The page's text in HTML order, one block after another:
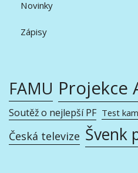
Novinky
Zápisy
FAMU Projekce
Soutěž o nejlepší PF Test
Česká televize Švenk